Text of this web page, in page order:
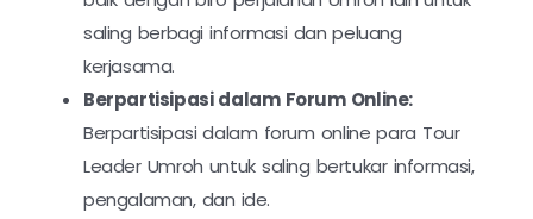
saling berbagi informasi dan peluang
kerjasama.
Berpartisipasi dalam Forum Online:
Berpartisipasi dalam forum online para Tour
Leader Umroh untuk saling bertukar informasi,
pengalaman, dan ide.